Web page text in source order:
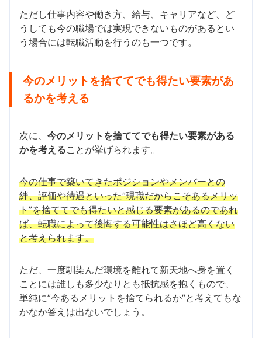
ただし仕事内容や働き方、給与、キャリアなど、ど
うしても今の職場では実現できないものがあるとい
う場合には転職活動を行うのも一つです。
今のメリットを捨ててでも得たい要素があ
るかを考える
次に、 今のメリットを捨ててでも得たい要素がある
かを考えることが挙げられます。
今の仕事で築いてきたポジションやメンバーとの
絆、評価や待遇といった”現職だからこそあるメリッ
ト”を捨ててでも得たいと感じる要素があるのであれ
ば、転職によって後悔する可能性はさほど高くない
と考えられます。
ただ、一度馴染んだ環境を離れて新天地へ身を置く
ことには誰しも多少なりとも抵抗感を抱くもので、
単純に”今あるメリットを捨てられるか”と考えてもな
かなか答えは出ないでしょう。